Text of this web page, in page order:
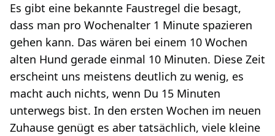
Es gibt eine bekannte Faustregel die besagt,
dass man pro Wochenalter 1 Minute spazieren
gehen kann. Das wären bei einem 10 Wochen
alten Hund gerade einmal 10 Minuten. Diese Zeit
erscheint uns meistens deutlich zu wenig, es
macht auch nichts, wenn Du 15 Minuten
unterwegs bist. In den ersten Wochen im neuen
Zuhause genügt es aber tatsächlich, viele kleine